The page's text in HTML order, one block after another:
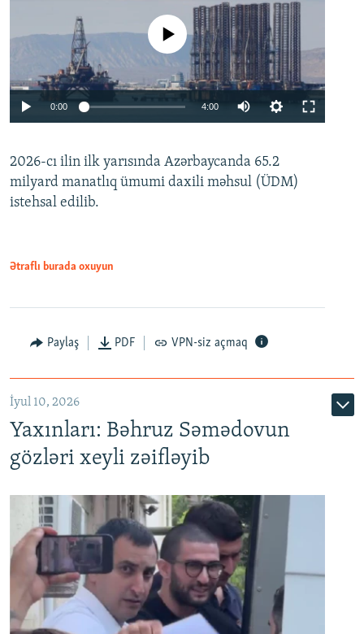
Auto 240p 360p 480p
No media source currently available
0:00 4:00
360p
480p
2026-cı ilin ilk yarısında Azərbaycanda 65.2
milyard manatlıq ümumi daxili məhsul (ÜDM)
istehsal edilib.
Ətraflı burada oxuyun
Paylaş PDF VPN-siz açmaq
İyul 10, 2026
Yaxınları: Bəhruz Səmədovun
gözləri xeyli zəifləyib